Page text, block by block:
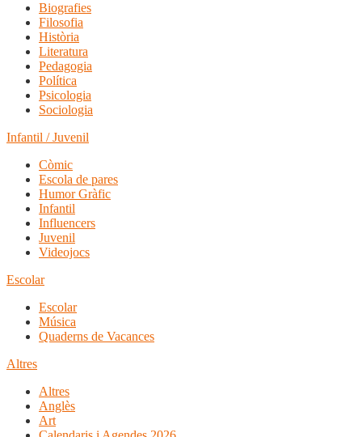
Biografies
Filosofia
Història
Literatura
Pedagogia
Política
Psicologia
Sociologia
Infantil / Juvenil
Còmic
Escola de pares
Humor Gràfic
Infantil
Influencers
Juvenil
Videojocs
Escolar
Escolar
Música
Quaderns de Vacances
Altres
Altres
Anglès
Art